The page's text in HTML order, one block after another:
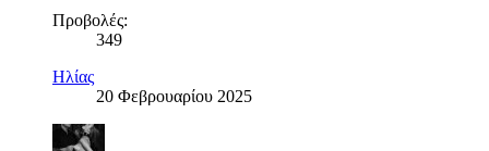
Προβολές:
349
Ηλίας
20 Φεβρουαρίου 2025